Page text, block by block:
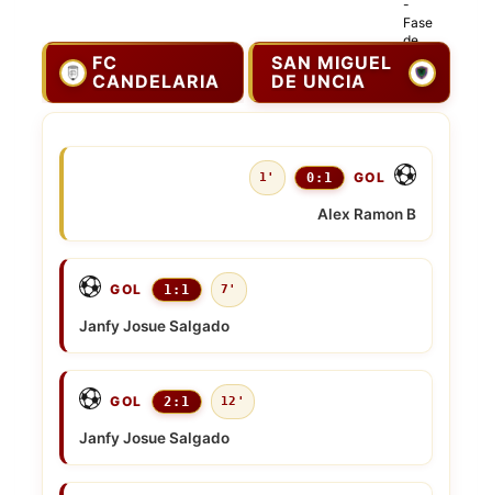
FC
CANDELARIA
SAN MIGUEL
DE UNCIA
1' 0:1 GOL
Alex Ramon B
GOL 1:1 7'
Janfy Josue Salgado
GOL 2:1 12'
Janfy Josue Salgado